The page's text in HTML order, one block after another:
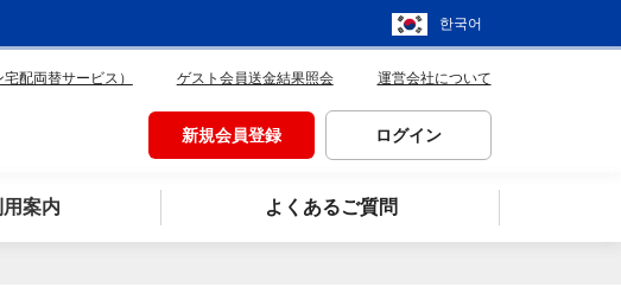
한국어
配両替サービス） ゲスト会員送金結果照会 運営会社について
新規会員登録 ログイン
用案内 よくあるご質問